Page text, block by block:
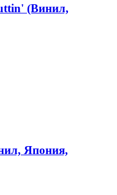
(Винил,
Япония,